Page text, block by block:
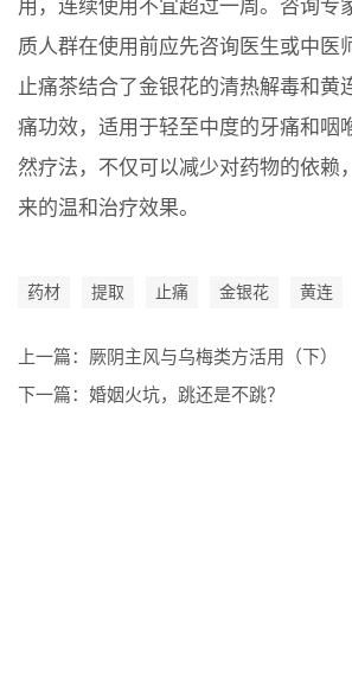
用，连续使用不宜超过一周。咨询专
质人群在使用前应先咨询医生或中医
止痛茶结合了金银花的清热解毒和黄
痛功效，适用于轻至中度的牙痛和咽
然疗法，不仅可以减少对药物的依赖
来的温和治疗效果。
药材 提取 止痛 金银花 黄连
上一篇： 厥阴主风与乌梅类方活用（下）
下一篇： 婚姻火坑，跳还是不跳？